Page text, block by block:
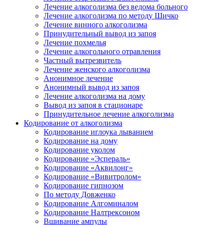
Лечение алкоголизма без ведома больного
Лечение алкоголизма по методу Шичко
Лечение винного алкоголизма
Принудительный вывод из запоя
Лечение похмелья
Лечение алкогольного отравления
Частный вытрезвитель
Лечение женского алкоголизма
Анонимное лечение
Анонимный вывод из запоя
Лечение алкоголизма на дому
Вывод из запоя в стационаре
Принудительное лечение алкоголизма
Кодирование от алкоголизма
Кодирование иглоука лыванием
Кодирование на дому
Кодирование уколом
Кодирование «Эспераль»
Кодирование «Аквилонг»
Кодирование «Вивитролом»
Кодирование гипнозом
По методу Довженко
Кодирование Алгоминалом
Кодирование Налтрексоном
Вшивание ампулы